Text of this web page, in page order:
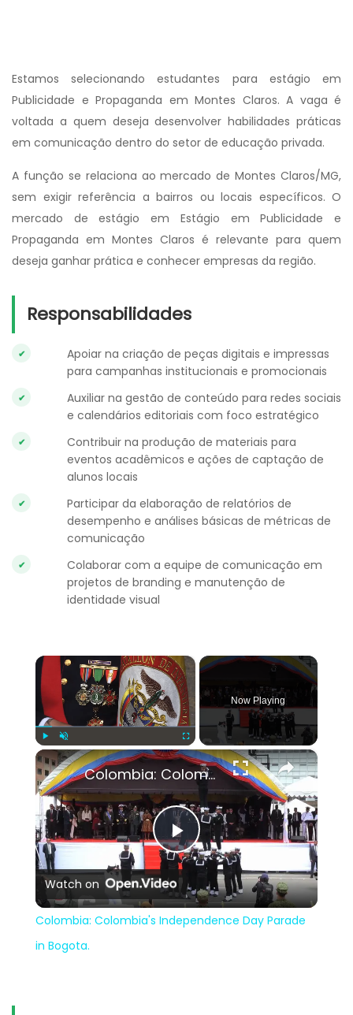
Estamos selecionando estudantes para estágio em
Publicidade e Propaganda em Montes Claros. A vaga é
voltada a quem deseja desenvolver habilidades práticas
em comunicação dentro do setor de educação privada.
A função se relaciona ao mercado de Montes Claros/MG,
sem exigir referência a bairros ou locais específicos. O
mercado de estágio em Estágio em Publicidade e
Propaganda em Montes Claros é relevante para quem
deseja ganhar prática e conhecer empresas da região.
Responsabilidades
Apoiar na criação de peças digitais e impressas
para campanhas institucionais e promocionais
Auxiliar na gestão de conteúdo para redes sociais
e calendários editoriais com foco estratégico
Contribuir na produção de materiais para
eventos acadêmicos e ações de captação de
alunos locais
Participar da elaboração de relatórios de
desempenho e análises básicas de métricas de
comunicação
Colaborar com a equipe de comunicação em
projetos de branding e manutenção de
identidade visual
×
Play Unmute Fullscreen
Now Playing
×
Play
Video
Colombia: Colombia's Independence Day Parade in Bogota.
Watch on
Colombia: Colombia's Independence Day Parade
in Bogota.